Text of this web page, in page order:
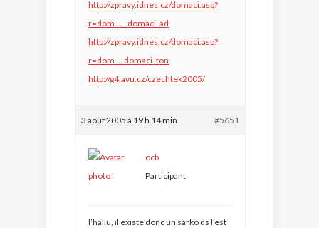
http://zpravy.idnes.cz/domaci.asp?
r=dom … _domaci_ad
http://zpravy.idnes.cz/domaci.asp?
r=dom … domaci_ton
http://g4.avu.cz/czechtek2005/
3 août 2005 à 19 h 14 min #5651
ocb
Participant
l’hallu, il existe donc un sarko ds l’est